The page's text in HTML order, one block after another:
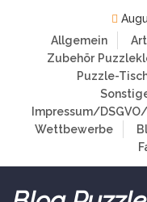
Allgemein
Zubehör
Puzzle-
Impressum/
Wettbewerbe